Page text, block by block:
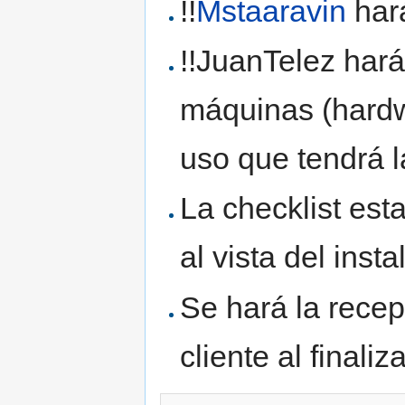
!!Mstaaravin
!!JuanTelez
máquinas
uso que tendrá
La checklist
al vista del
Se hará la
cliente al